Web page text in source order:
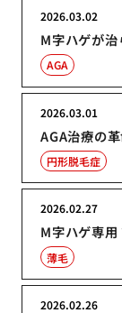
M字ハゲが
2026.03.02
AGA
AGA治療の
2026.03.01
円形脱毛症
M字ハゲ専
2026.02.27
薄毛
2026.02.26